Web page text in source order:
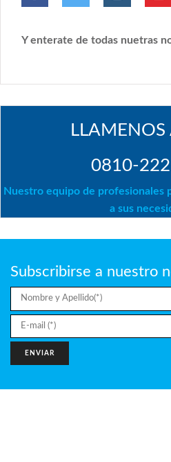
Y enterate de todas nuetras
0810-
Nuestro equipo de profesionales
a sus
Subscribirse a nuestro